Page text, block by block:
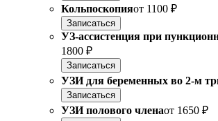
Кольпоскопияот 1100 ₽
Записаться
УЗ-ассистенция при
1800 ₽
Записаться
УЗИ для беременных во 2-м
Записаться
УЗИ полового членаот 1650 ₽